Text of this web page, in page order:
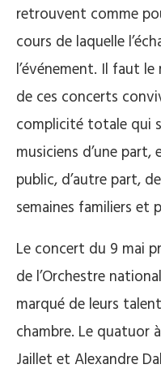
retrouvent comme
cours de laquelle
l’événement. Il faut
de ces concerts
complicité totale qui
musiciens d’une
public, d’autre part,
semaines familiers et
Le concert du 9 mai
de l’Orchestre
marqué de leurs
chambre. Le quatuor
Jaillet et Alexandre